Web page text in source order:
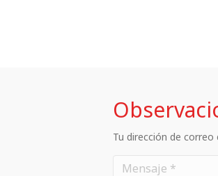
Tu dirección de